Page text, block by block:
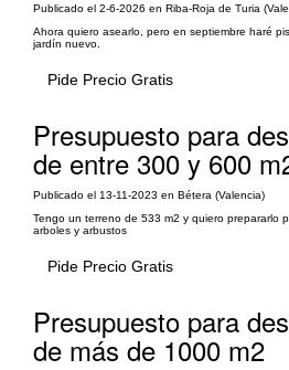
Publicado el 2-6-2026 en Riba-Roja de Turia
Ahora quiero asearlo, pero en septiembre haré
jardín nuevo.
Pide Precio Gratis
Presupuesto para
de entre 300 y 600
Publicado el 13-11-2023 en Bétera (Valencia)
Tengo un terreno de 533 m2 y quiero prepararlo
arboles y arbustos
Pide Precio Gratis
Presupuesto para
de más de 1000 m2